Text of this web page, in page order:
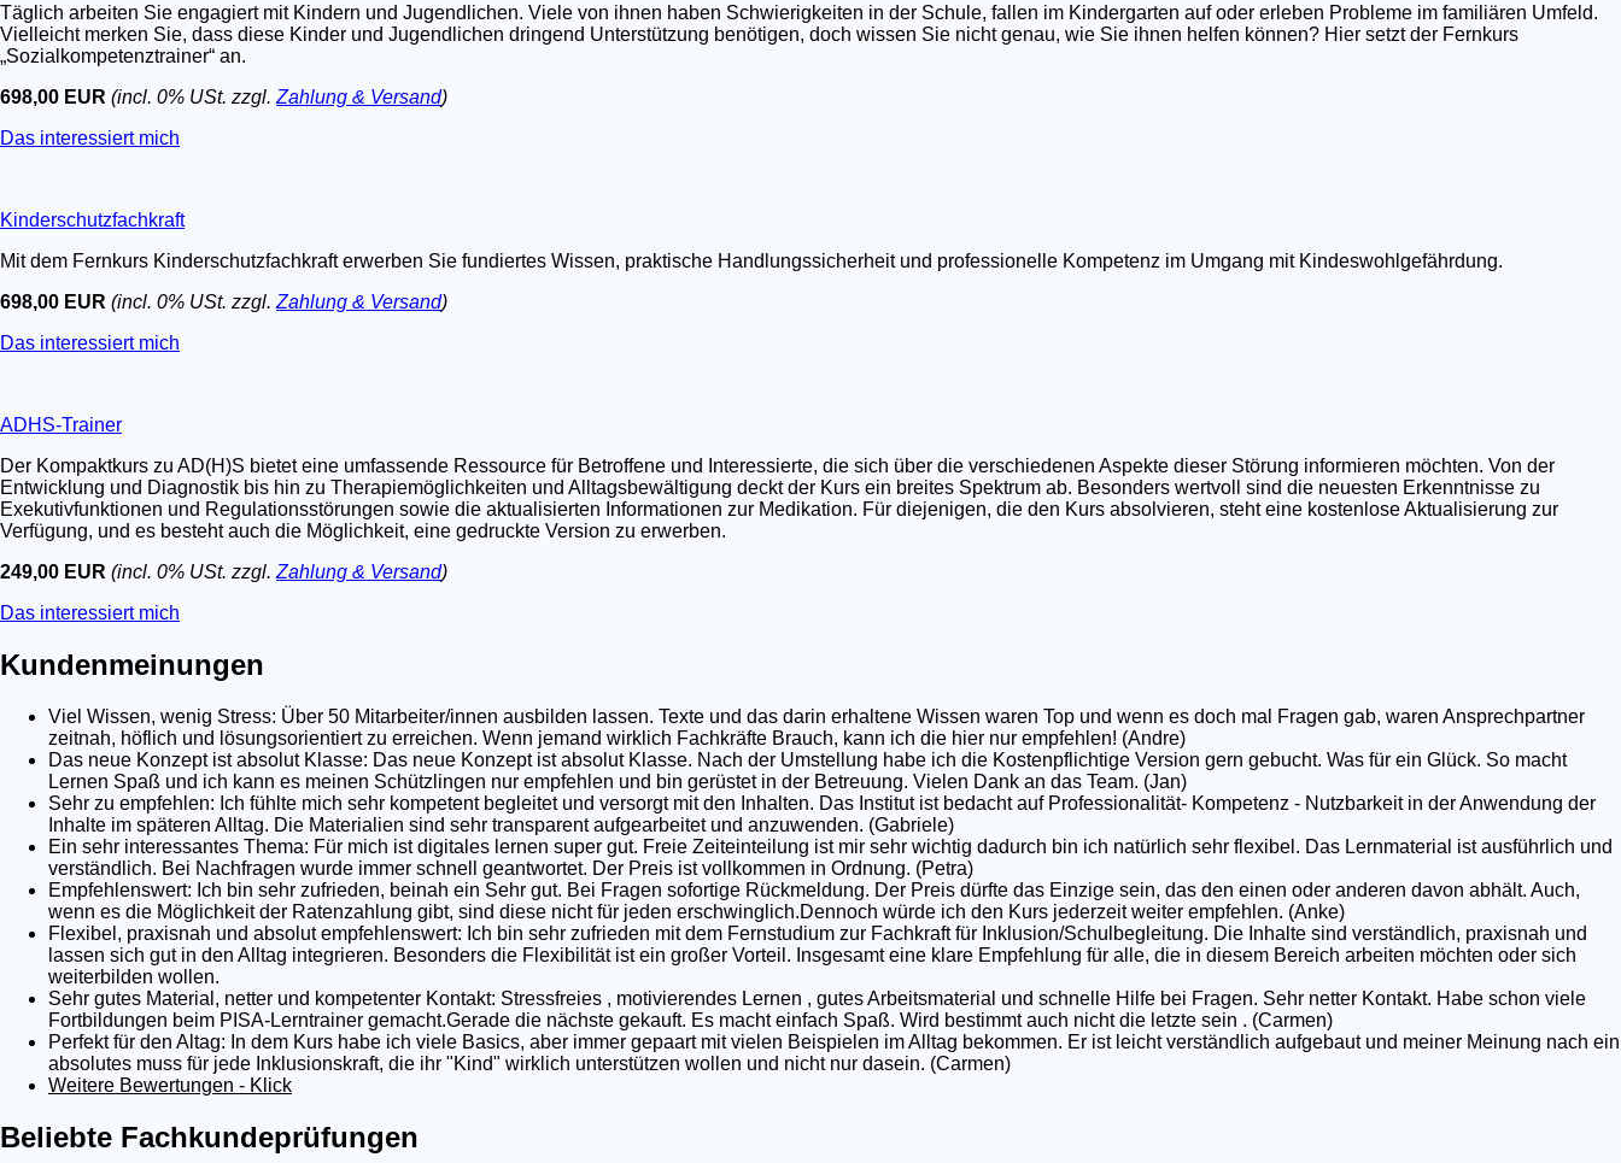
Täglich arbeiten Sie engagiert mit Kindern und Jugendlichen. Viele von ihnen haben Schwierigkeiten in der Schule, fallen im Kindergarten auf oder erleben Probleme im familiären Umfeld.
Vielleicht merken Sie, dass diese Kinder und Jugendlichen dringend Unterstützung benötigen, doch wissen Sie nicht genau, wie Sie ihnen helfen können? Hier setzt der Fernkurs
„Sozialkompetenztrainer“ an.
698,00 EUR (incl. 0% USt. zzgl. Zahlung & Versand)
Das interessiert mich
Kinderschutzfachkraft
Mit dem Fernkurs Kinderschutzfachkraft erwerben Sie fundiertes Wissen, praktische Handlungssicherheit und professionelle Kompetenz im Umgang mit Kindeswohlgefährdung.
698,00 EUR (incl. 0% USt. zzgl. Zahlung & Versand)
Das interessiert mich
ADHS-Trainer
Der Kompaktkurs zu AD(H)S bietet eine umfassende Ressource für Betroffene und Interessierte, die sich über die verschiedenen Aspekte dieser Störung informieren möchten. Von der
Entwicklung und Diagnostik bis hin zu Therapiemöglichkeiten und Alltagsbewältigung deckt der Kurs ein breites Spektrum ab. Besonders wertvoll sind die neuesten Erkenntnisse zu
Exekutivfunktionen und Regulationsstörungen sowie die aktualisierten Informationen zur Medikation. Für diejenigen, die den Kurs absolvieren, steht eine kostenlose Aktualisierung zur
Verfügung, und es besteht auch die Möglichkeit, eine gedruckte Version zu erwerben.
249,00 EUR (incl. 0% USt. zzgl. Zahlung & Versand)
Das interessiert mich
Kundenmeinungen
Viel Wissen, wenig Stress: Über 50 Mitarbeiter/innen ausbilden lassen. Texte und das darin erhaltene Wissen waren Top und wenn es doch mal Fragen gab, waren Ansprechpartner
zeitnah, höflich und lösungsorientiert zu erreichen. Wenn jemand wirklich Fachkräfte Brauch, kann ich die hier nur empfehlen! (Andre)
Das neue Konzept ist absolut Klasse: Das neue Konzept ist absolut Klasse. Nach der Umstellung habe ich die Kostenpflichtige Version gern gebucht. Was für ein Glück. So macht
Lernen Spaß und ich kann es meinen Schützlingen nur empfehlen und bin gerüstet in der Betreuung. Vielen Dank an das Team. (Jan)
Sehr zu empfehlen: Ich fühlte mich sehr kompetent begleitet und versorgt mit den Inhalten. Das Institut ist bedacht auf Professionalität- Kompetenz - Nutzbarkeit in der Anwendung der
Inhalte im späteren Alltag. Die Materialien sind sehr transparent aufgearbeitet und anzuwenden. (Gabriele)
Ein sehr interessantes Thema: Für mich ist digitales lernen super gut. Freie Zeiteinteilung ist mir sehr wichtig dadurch bin ich natürlich sehr flexibel. Das Lernmaterial ist ausführlich und
verständlich. Bei Nachfragen wurde immer schnell geantwortet. Der Preis ist vollkommen in Ordnung. (Petra)
Empfehlenswert: Ich bin sehr zufrieden, beinah ein Sehr gut. Bei Fragen sofortige Rückmeldung. Der Preis dürfte das Einzige sein, das den einen oder anderen davon abhält. Auch,
wenn es die Möglichkeit der Ratenzahlung gibt, sind diese nicht für jeden erschwinglich.Dennoch würde ich den Kurs jederzeit weiter empfehlen. (Anke)
Flexibel, praxisnah und absolut empfehlenswert: Ich bin sehr zufrieden mit dem Fernstudium zur Fachkraft für Inklusion/Schulbegleitung. Die Inhalte sind verständlich, praxisnah und
lassen sich gut in den Alltag integrieren. Besonders die Flexibilität ist ein großer Vorteil. Insgesamt eine klare Empfehlung für alle, die in diesem Bereich arbeiten möchten oder sich
weiterbilden wollen.
Sehr gutes Material, netter und kompetenter Kontakt: Stressfreies , motivierendes Lernen , gutes Arbeitsmaterial und schnelle Hilfe bei Fragen. Sehr netter Kontakt. Habe schon viele
Fortbildungen beim PISA-Lerntrainer gemacht.Gerade die nächste gekauft. Es macht einfach Spaß. Wird bestimmt auch nicht die letzte sein . (Carmen)
Perfekt für den Altag: In dem Kurs habe ich viele Basics, aber immer gepaart mit vielen Beispielen im Alltag bekommen. Er ist leicht verständlich aufgebaut und meiner Meinung nach ein
absolutes muss für jede Inklusionskraft, die ihr "Kind" wirklich unterstützen wollen und nicht nur dasein. (Carmen)
Weitere Bewertungen - Klick
Beliebte Fachkundeprüfungen